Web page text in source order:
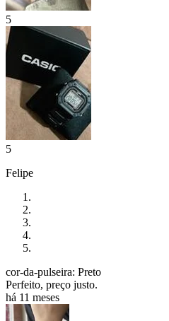
5
5
Felipe
cor-da-pulseira: Preto
Perfeito, preço justo.
há 11 meses